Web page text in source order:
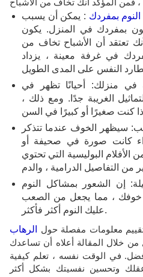
بمفردك : يمكن أن يسبب
بمفردك في المنزل. يكون
تعتقد أن الأشباح تخاف من
في غرفة معينة ، يزداد
في منزلك: أحيانًا تظهر في
الغريبة جدًا. ومع ذلك ،
سيظهر الخوف عندما تتذكر
كانت صورة في صحيفة أو
البوليسية التي تحتوي
إن الشعور بمشاكل النوم
خوفك ، مما يجعل من الصعب
عليك النوم أكثر فأكثر.
معلومات مفصلة حول
الرهاب
من خلال المقالة أعلاه أن تساعدك
في الوقت نفسه ، تعلم كيفية
وتحسين نفسيتك بشكل أكثر